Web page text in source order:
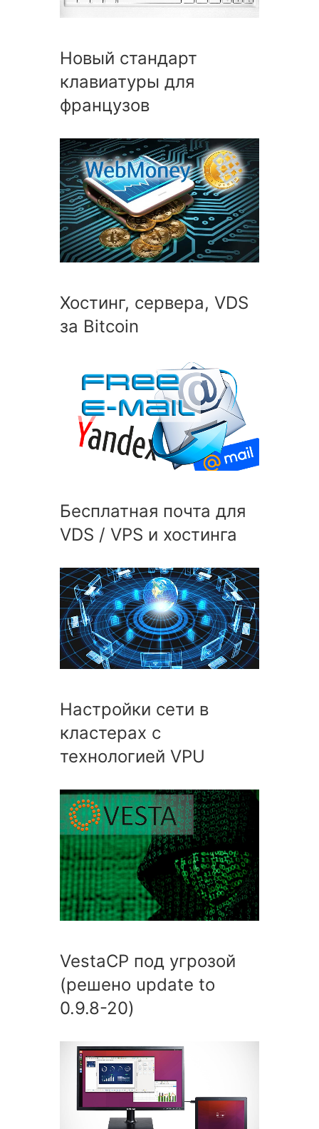
Новый стандарт
клавиатуры для
французов
Хостинг, сервера, VDS
за Bitcoin
Бесплатная почта для
VDS / VPS и хостинга
Настройки сети в
кластерах с
технологией VPU
VestaCP под угрозой
(решено update to
0.9.8-20)